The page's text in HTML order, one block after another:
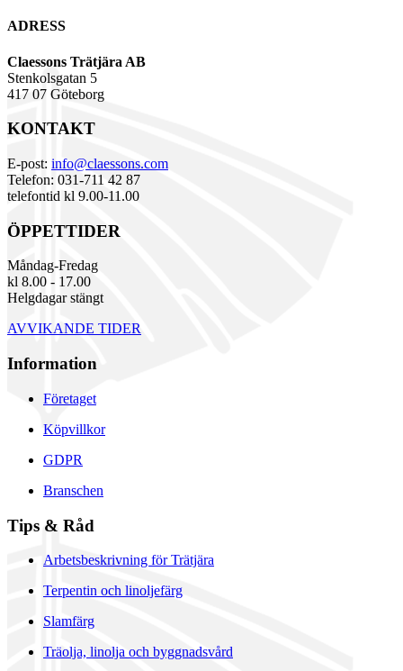
ADRESS
Claessons Trätjära AB
Stenkolsgatan 5
417 07 Göteborg
KONTAKT
E-post: info@claessons.com
Telefon: 031-711 42 87
telefontid kl 9.00-11.00
ÖPPETTIDER
Måndag-Fredag
kl 8.00 - 17.00
Helgdagar stängt
AVVIKANDE TIDER
Information
Företaget
Köpvillkor
GDPR
Branschen
Tips & Råd
Arbetsbeskrivning för Trätjära
Terpentin och linoljefärg
Slamfärg
Träolja, linolja och byggnadsvård